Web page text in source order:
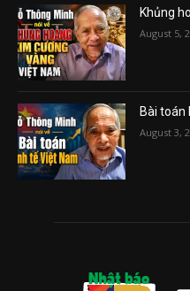
Khủng
August 5,
Bài toán
August 3,